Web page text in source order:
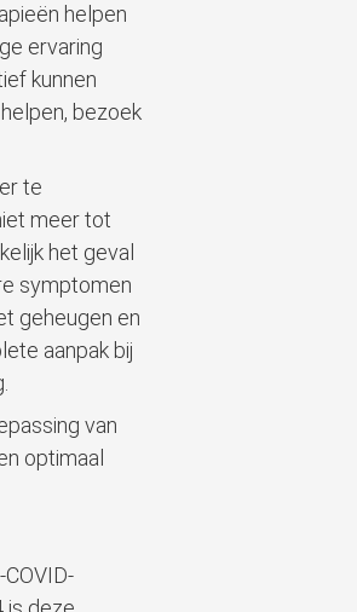
helpen
ervaring
kunnen
bezoek
te
meer tot
het geval
symptomen
geheugen en
aanpak bij
van
optimaal